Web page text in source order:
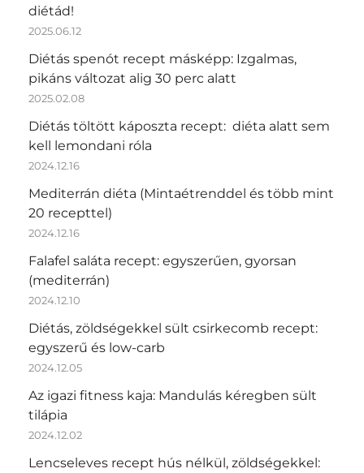
diétád!
2025.06.12
Diétás spenót recept másképp: Izgalmas,
pikáns változat alig 30 perc alatt
2025.02.08
Diétás töltött káposzta recept: diéta alatt sem
kell lemondani róla
2024.12.16
Mediterrán diéta (Mintaétrenddel és több mint
20 recepttel)
2024.12.16
Falafel saláta recept: egyszerűen, gyorsan
(mediterrán)
2024.12.10
Diétás, zöldségekkel sült csirkecomb recept:
egyszerű és low-carb
2024.12.05
Az igazi fitness kaja: Mandulás kéregben sült
tilápia
2024.12.02
Lencseleves recept hús nélkül, zöldségekkel: